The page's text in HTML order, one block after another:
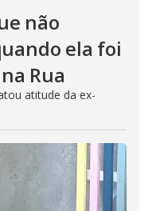
não
ela foi
Rua
atitude da ex-